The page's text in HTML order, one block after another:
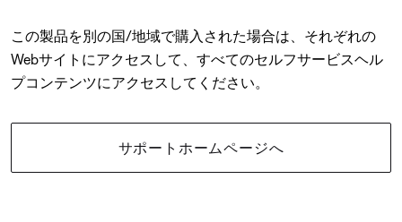
この製品を別の国/地域で購入された場合は、それぞれの
Webサイトにアクセスして、すべてのセルフサービスヘル
プコンテンツにアクセスしてください。
サポートホームページへ